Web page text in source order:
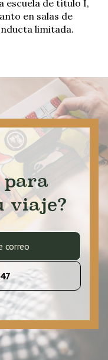
escuela de título I,
en salas de
limitada.
para
viaje?
correo